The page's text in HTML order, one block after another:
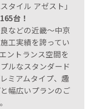
タイル アゼスト」
台！
などの近畿～中京
工実績を誇ってい
ントランス空間を
ルなスタンダード
ミアムタイプ、趣
幅広いプランのご